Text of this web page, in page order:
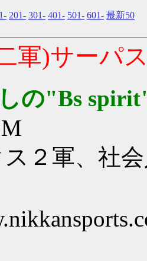
201- 301- 401- 501- 601- 最新50
軍)サーパ
の"Bs
２軍、社